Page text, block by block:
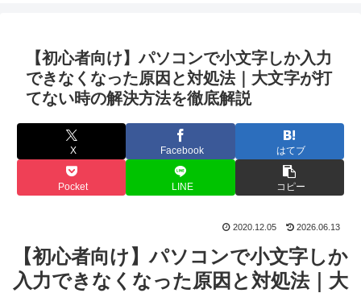
【初心者向け】パソコンで小文字しか入力
できなくなった原因と対処法｜大文字が打
てない時の解決方法を徹底解説
X Facebook はてブ
Pocket LINE コピー
2020.12.05 2026.06.13
【初心者向け】パソコンで小文字しか
入力できなくなった原因と対処法｜大